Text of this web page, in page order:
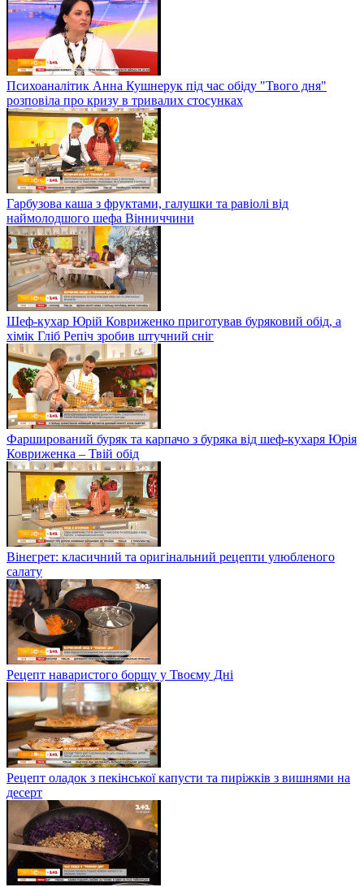
Психоаналітик Анна Кушнерук під час обіду "Твого дня"
розповіла про кризу в тривалих стосунках
Гарбузова каша з фруктами, галушки та равіолі від
наймолодшого шефа Вінниччини
Шеф-кухар Юрій Ковриженко приготував буряковий обід, а
хімік Гліб Репіч зробив штучний сніг
Фарширований буряк та карпачо з буряка від шеф-кухаря Юрія
Ковриженка – Твій обід
Вінегрет: класичний та оригінальний рецепти улюбленого
салату
Рецепт наваристого борщу у Твоєму Дні
Рецепт оладок з пекінської капусти та пиріжків з вишнями на
десерт